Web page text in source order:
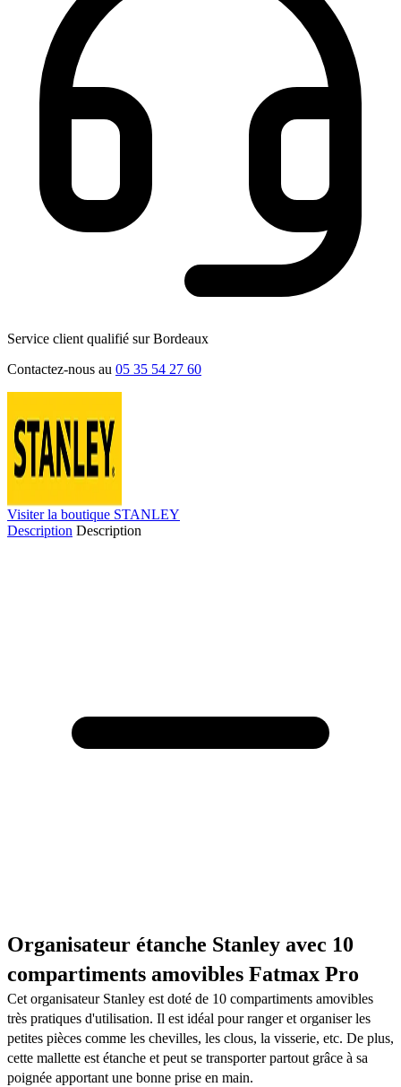
Service client qualifié sur Bordeaux
Contactez-nous au 05 35 54 27 60
Visiter la boutique STANLEY
Description Description
Organisateur étanche Stanley avec 10
compartiments amovibles Fatmax Pro
Cet organisateur Stanley est doté de 10 compartiments amovibles
très pratiques d'utilisation. Il est idéal pour ranger et organiser les
petites pièces comme les chevilles, les clous, la visserie, etc. De plus,
cette mallette est étanche et peut se transporter partout grâce à sa
poignée apportant une bonne prise en main.